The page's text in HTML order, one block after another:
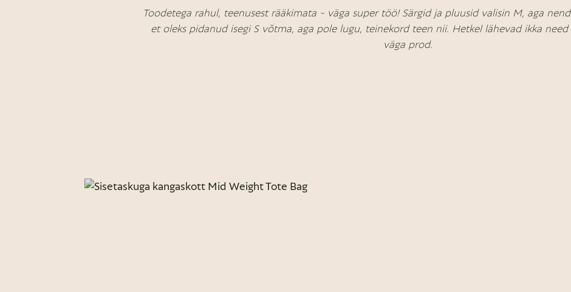
Toodetega rahul, teenusest rääkimata - väga super töö! Särgid ja pluusid valisin M, aga
et oleks pidanud isegi S võtma, aga pole lugu, teinekord teen nii. Hetkel lähevad ikka
väga prod.